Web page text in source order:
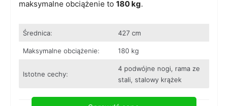
maksymalne obciążenie to 180 kg.
Średnica: 427 cm
Maksymalne obciążenie: 180 kg
Istotne cechy:
4 podwójne nogi, rama ze
stali, stalowy krążek